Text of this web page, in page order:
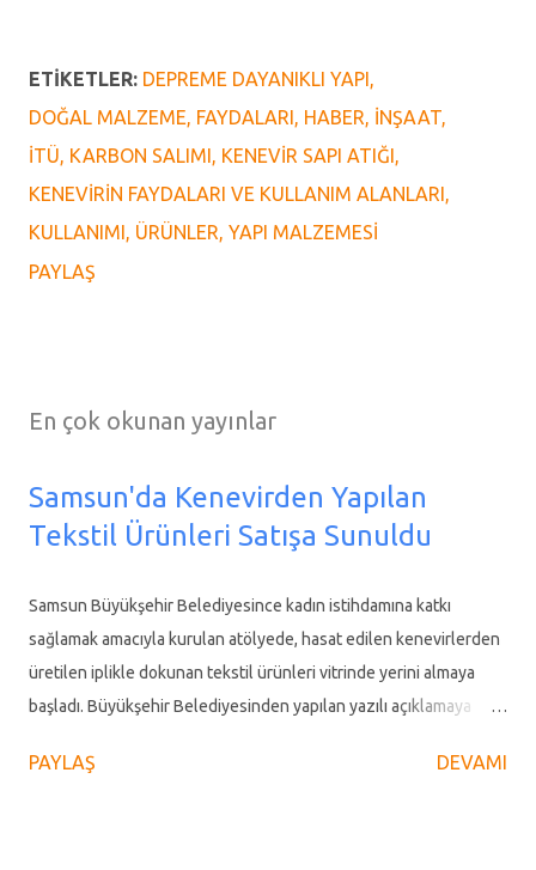
ETIKETLER: DEPREME DAYANIKLI YAPI
DOĞAL MALZEME
FAYDALARI HABER İNŞAAT
İTÜ
KARBON SALIMI
KENEVIR SAPI ATIĞI
KENEVIRIN FAYDALARI VE KULLANIM ALANLARI
KULLANIMI
ÜRÜNLER YAPI MALZEMESI
PAYLAŞ
En çok okunan yayınlar
Samsun'da Kenevirden Yapılan
Tekstil Ürünleri Satışa Sunuldu
Samsun Büyükşehir Belediyesince kadın istihdamına katkı
sağlamak amacıyla kurulan atölyede, hasat edilen kenevirlerden
üretilen iplikle dokunan tekstil ürünleri vitrinde yerini almaya
başladı. Büyükşehir Belediyesinden yapılan yazılı açıklamaya
giyim ürünleri Büyükşehir Belediyesine ait mağazada satışa
PAYLAŞ DEVAMI